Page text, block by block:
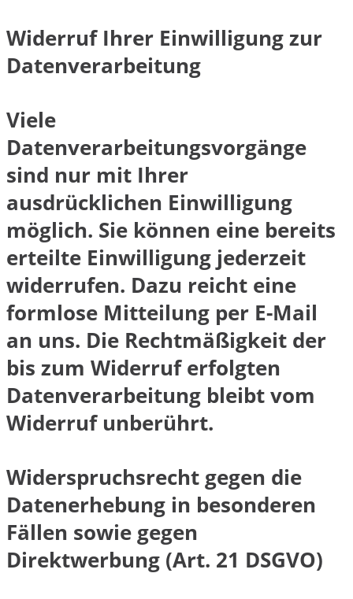
Widerruf Ihrer Einwilligung zur
Datenverarbeitung
Viele
Datenverarbeitungsvorgänge
sind nur mit Ihrer
ausdrücklichen Einwilligung
möglich. Sie können eine bereits
erteilte Einwilligung jederzeit
widerrufen. Dazu reicht eine
formlose Mitteilung per E-Mail
an uns. Die Rechtmäßigkeit der
bis zum Widerruf erfolgten
Datenverarbeitung bleibt vom
Widerruf unberührt.
Widerspruchsrecht gegen die
Datenerhebung in besonderen
Fällen sowie gegen
Direktwerbung (Art. 21 DSGVO)